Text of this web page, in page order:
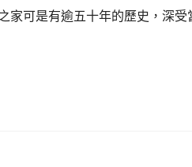
家可是有逾五十年的歷史，深